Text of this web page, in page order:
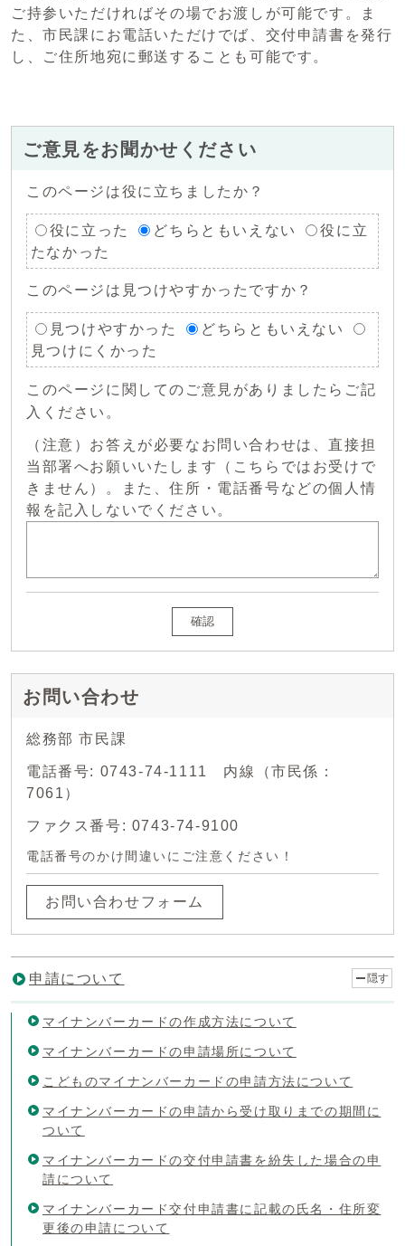
ご持参いただければその場でお渡しが可能です。ま
た、市民課にお電話いただけでば、交付申請書を発行
し、ご住所地宛に郵送することも可能です。
ご意見をお聞かせください
このページは役に立ちましたか？
役に立った どちらともいえない
役に立
たなかった
このページは見つけやすかったですか？
見つけやすかった
どちらともいえない
見つけにくかった
このページに関してのご意見がありましたらご記
入ください。
（注意）お答えが必要なお問い合わせは、直接担
当部署へお願いいたします（こちらではお受けで
きません）。また、住所・電話番号などの個人情
報を記入しないでください。
確認
お問い合わせ
総務部 市民課
電話番号: 0743-74-1111 内線（市民係：
7061）
ファクス番号: 0743-74-9100
電話番号のかけ間違いにご注意ください！
お問い合わせフォーム
申請について 隠す
マイナンバーカードの作成方法について
マイナンバーカードの申請場所について
こどものマイナンバーカードの申請方法について
マイナンバーカードの申請から受け取りまでの期間に
ついて
マイナンバーカードの交付申請書を紛失した場合の申
請について
マイナンバーカード交付申請書に記載の氏名・住所変
更後の申請について